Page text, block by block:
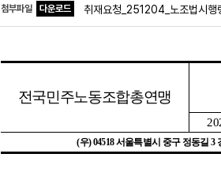
첨부파일 다운로드 취재요청_251204_노조법시행
전국민주노동조합총연맹
(우) 04518서울특별시 중구 정동길3